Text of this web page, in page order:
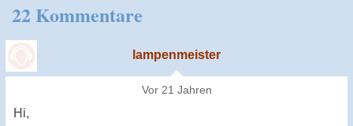
22 Kommentare
lampenmeister
Vor 21 Jahren
Hi,